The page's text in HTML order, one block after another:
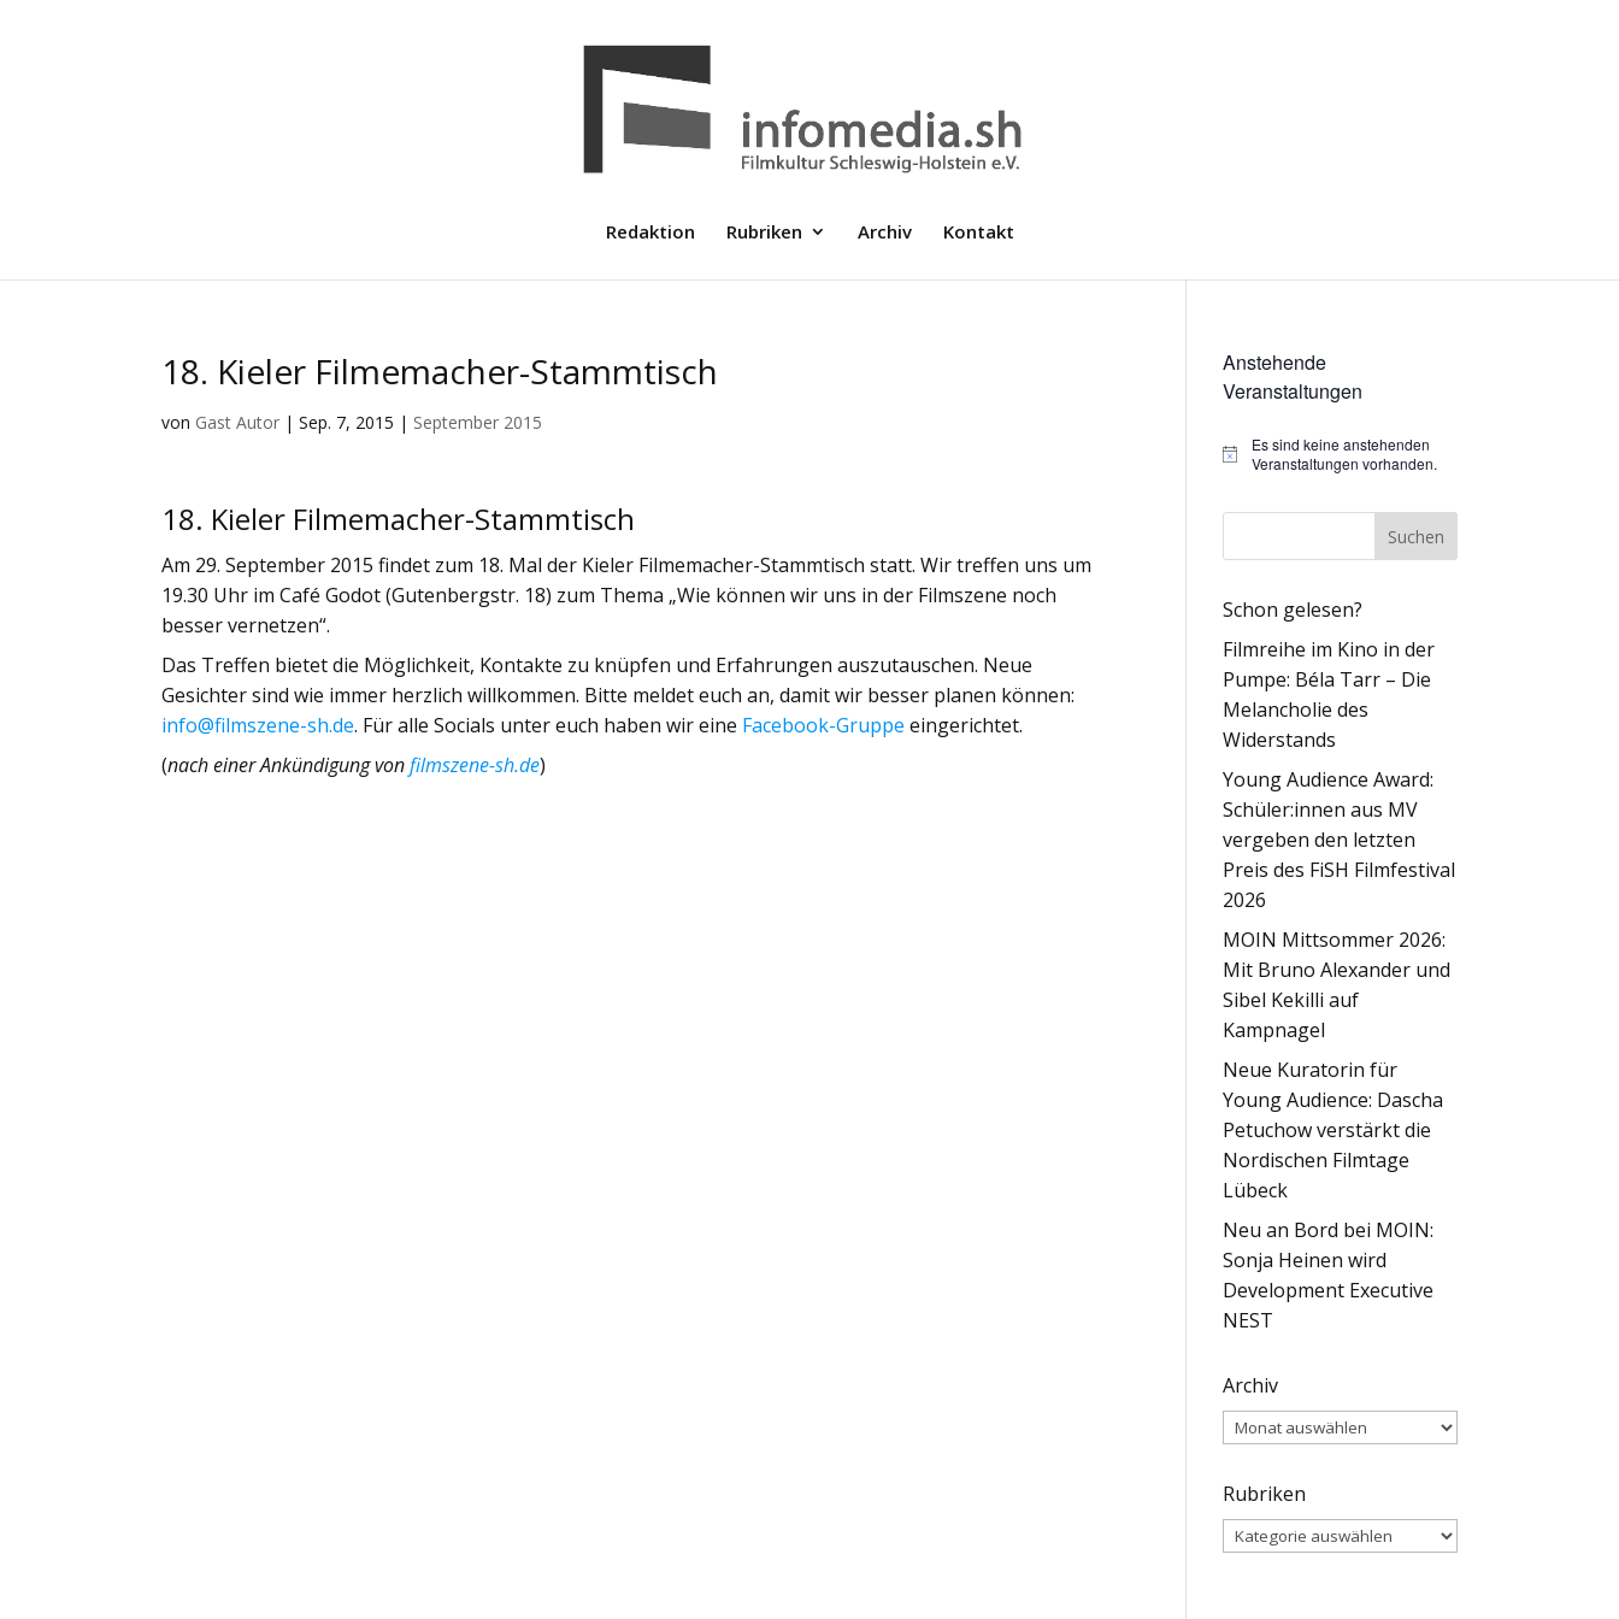
Redaktion Rubriken Archiv Kontakt
18. Kieler Filmemacher-Stammtisch
von Gast Autor |Sep. 7, 2015 | September 2015
18. Kieler Filmemacher-Stammtisch
Am 29. September 2015 findet zum 18. Mal der Kieler Filmemacher-Stammtisch statt. Wir treffen uns um
19.30 Uhr im Café Godot (Gutenbergstr. 18) zum Thema „Wie können wir uns in der Filmszene noch
besser vernetzen“.
Das Treffen bietet die Möglichkeit, Kontakte zu knüpfen und Erfahrungen auszutauschen. Neue
Gesichter sind wie immer herzlich willkommen. Bitte meldet euch an, damit wir besser planen können:
info@filmszene-sh.de. Für alle Socials unter euch haben wir eine Facebook-Gruppe eingerichtet.
(nach einer Ankündigung vonfilmszene-sh.de)
Anstehende
Veranstaltungen
Hinweis
Es sind keine anstehenden
Veranstaltungen vorhanden.
Schon gelesen?
Filmreihe im Kino in der
Pumpe: Béla Tarr – Die
Melancholie des
Widerstands
Young Audience Award:
Schüler:innen aus MV
vergeben den letzten
Preis des FiSH Filmfestival
2026
MOIN Mittsommer 2026:
Mit Bruno Alexander und
Sibel Kekilli auf
Kampnagel
Neue Kuratorin für
Young Audience: Dascha
Petuchow verstärkt die
Nordischen Filmtage
Lübeck
Neu an Bord bei MOIN:
Sonja Heinen wird
Development Executive
NEST
Archiv
Archiv
Rubriken
Rubriken